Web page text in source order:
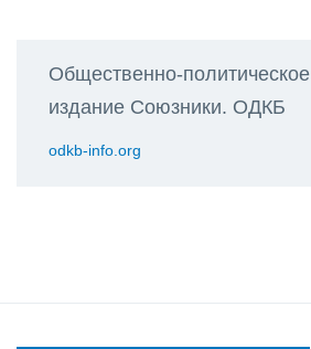
Общественно-политическое
издание Союзники. ОДКБ
odkb-info.org